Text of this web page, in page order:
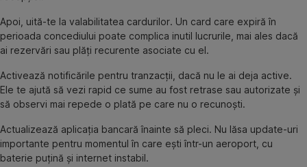
Apoi, uită-te la valabilitatea cardurilor. Un card care expiră în
perioada concediului poate complica inutil lucrurile, mai ales dacă
ai rezervări sau plăți recurente asociate cu el.
Activează notificările pentru tranzacții, dacă nu le ai deja active.
Ele te ajută să vezi rapid ce sume au fost retrase sau autorizate și
să observi mai repede o plată pe care nu o recunoști.
Actualizează aplicația bancară înainte să pleci. Nu lăsa update-uri
importante pentru momentul în care ești într-un aeroport, cu
baterie puțină și internet instabil.